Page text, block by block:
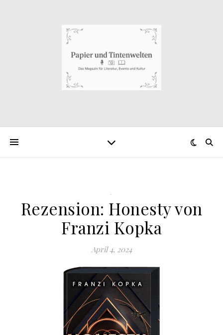
.
Rezension: Honesty von
Franzi Kopka
April 4, 2024